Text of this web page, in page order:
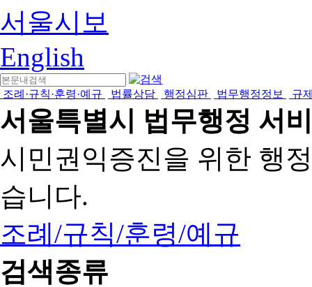
서울시보
English
조례·규칙·훈령·예규 법률상담 행정심판 법무행정정보 규
서울특별시 법무행정 서
시민권익증진을 위한 행
습니다.
조례/규칙/훈령/예규
검색종류